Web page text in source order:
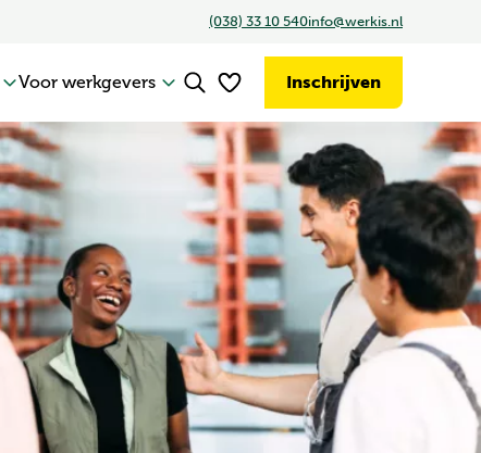
(038) 33 10 540info@werkis.nl
Voor werkgevers Inschrijven